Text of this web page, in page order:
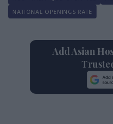
NATIONAL OPENINGS RATE
Add Asian